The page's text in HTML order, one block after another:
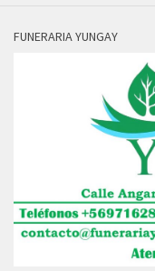
FUNERARIA YUNGAY